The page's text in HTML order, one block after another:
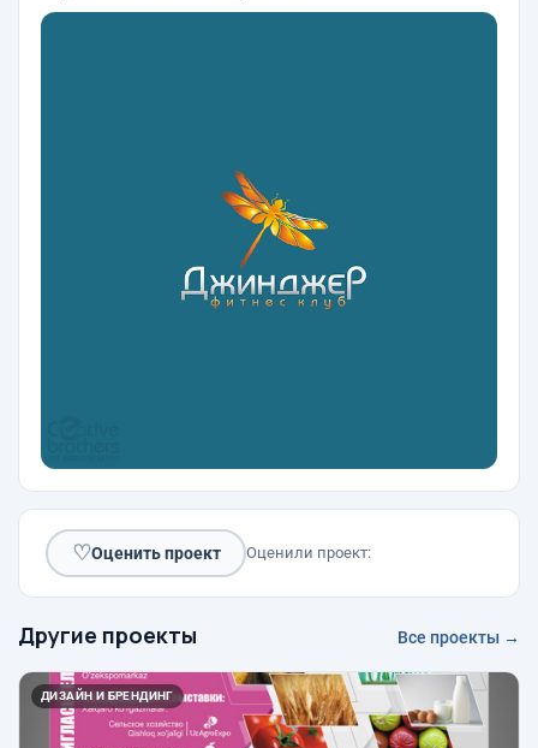
♡Оценить проект Оценили проект:
Другие проекты Все проекты →
ДИЗАЙН И БРЕНДИНГ